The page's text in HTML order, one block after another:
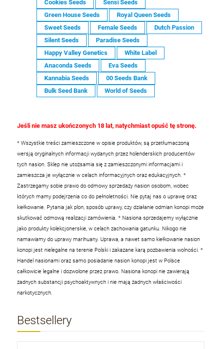
Cookies Seeds
Sensi Seeds
Green House Seeds
Royal Queen Seeds
Sweet Seeds
Female Seeds
Dutch Passion
Silent Seeds
Paradise Seeds
Happy Valley Genetics
White Label
Anaconda Seeds
Eva Seeds
Kannabia Seeds
00 Seeds Bank
Bulk Seed Bank
World of Seeds
Jeśli nie masz ukończonych 18 lat, natychmiast opuść tę stronę.
* Wszystkie treści zamieszczone w opisie produktów, są przetłumaczoną
wersją oryginalnych informacji wydanych przez holenderskich producentów
tych nasion. Sklep nie utożsamia się z zamieszczonymi informacjami i
zamieszcza je wyłącznie w celach informacyjnych oraz edukacyjnych. *
Zastrzegamy sobie prawo do odmowy sprzedaży nasion osobom, wobec
których mamy podejrzenia co do pełnoletności. Nie pytaj nas o uprawę oraz
kiełkowanie. Pytania jak plon, sposób uprawy, czy działanie odmian konopi może
skutkować odmową realizacji zamówienia. * Nasiona sprzedajemy wyłącznie
jako produkty kolekcjonerskie, w celach zachowania gatunku. Nikogo nie
namawiamy do uprawy marihuany. Uprawa, a nawet samo kiełkowanie nasion
konopi jest nielegalne na terenie Polski i zakazane karą pozbawienia wolności. *
Handel nasionami oraz samo posiadanie nasion konopi jest w Polsce
całkowicie legalne i dozwolone przez prawo. Nasiona konopi nie zawierają
żadnych substancji psychoaktywnych i nie mają żadnych właściwości
narkotycznych.
Bestsellery